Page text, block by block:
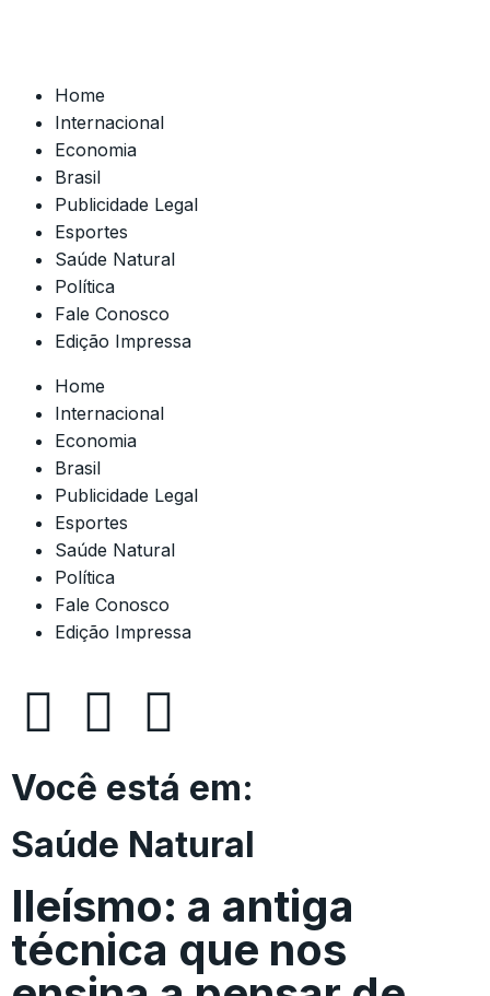
Home
Internacional
Economia
Brasil
Publicidade Legal
Esportes
Saúde Natural
Política
Fale Conosco
Edição Impressa
Home
Internacional
Economia
Brasil
Publicidade Legal
Esportes
Saúde Natural
Política
Fale Conosco
Edição Impressa
Você está em:
Saúde Natural
Ileísmo: a antiga
técnica que nos